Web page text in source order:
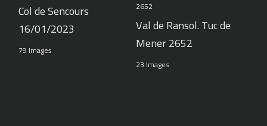
Col de Sencours
16/01/2023
79 Images
Val de Ransol. Tuc de
Mener 2652
23 Images